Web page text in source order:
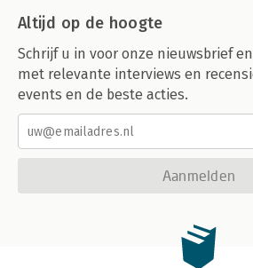
Altijd op de hoogte
Schrijf u in voor onze nieuwsbrief
met relevante interviews en
events en de beste acties.
Aanmelden